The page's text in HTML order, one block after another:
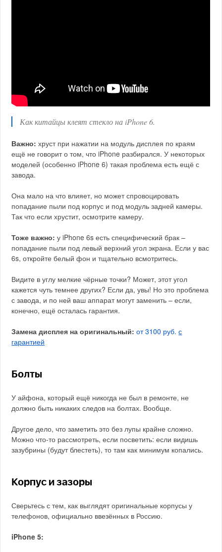
Как китайцы клеят стекло на iPhone 6.
Важно: хруст при нажатии на модуль дисплея по краям
ещё не говорит о том, что iPhone разбирался. У некоторых
моделей (особенно iPhone 6) такая проблема есть ещё с
завода.
Она мало на что влияет, но может спровоцировать
попадание пыли под корпус и под модуль задней камеры.
Так что если хрустит, осмотрите камеру.
Тоже важно: у iPhone 6s есть специфический брак –
попадание пыли под левый верхний угол экрана. Если у вас
6s, откройте белый фон и тщательно всмотритесь.
Видите в углу мелкие чёрные точки? Может, этот угол
кажется чуть темнее других? Если да, увы! Но это проблема
с завода, и по ней ваш аппарат могут заменить – если,
конечно, ещё осталась гарантия.
Замена дисплея на оригинальный: от 3100 руб.с
гарантией
Болты
У айфона, который ещё никогда не был в ремонте, не
должно быть никаких следов на болтах. Вообще.
Другое дело, что заметить это без лупы крайне сложно.
Можно что-то рассмотреть, если посветить: если видишь
зазубрины (будут блестеть), то там как минимум копались.
Корпус и зазоры
Сверьтесь с тем, как выглядят оригинальные корпусы у
телефонов, официально ввезённых в Россию.
iPhone 5: